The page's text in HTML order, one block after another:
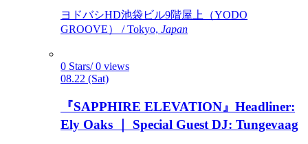
ヨドバシHD池袋ビル9階屋上（YODO
GROOVE） / Tokyo, Japan
0 Stars/ 0 views
08.22 (Sat)
『SAPPHIRE ELEVATION』Headliner:
Ely Oaks ｜ Special Guest DJ: Tungevaag